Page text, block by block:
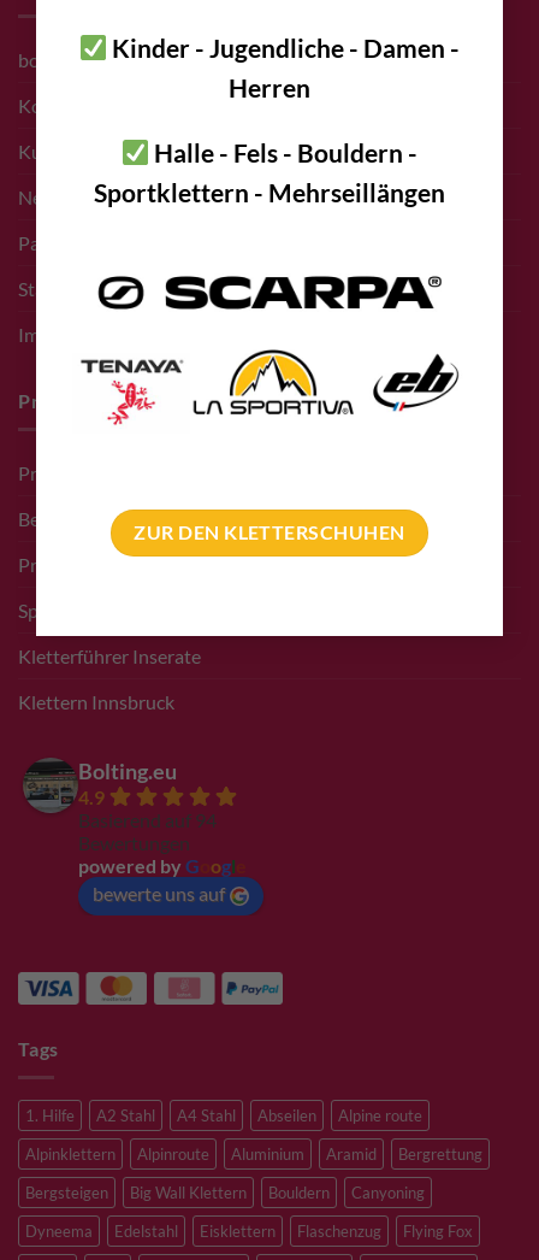
Kinder - Jugendliche - Damen -
Herren
Halle - Fels - Bouldern -
Sportklettern - Mehrseillängen
ZUR DEN KLETTERSCHUHEN
bolting.eu Team
Kontakt
Kunden
Newsletter Anmeldung
Partner bolting.eu
Standort – Adresse
Impressum
Pro Deals & Sponsoring
Pro Deal für Erschließer
Bergführer Pro Deal
Pro Deal Höhlenkunde Vereine
Sponsoring Events
Kletterführer Inserate
Klettern Innsbruck
Bolting.eu
4.9
Basierend auf 94
Bewertungen
powered by G ogl
bewerte uns auf
Tags
1. Hilfe A2 Stahl A4 Stahl Abseilen
Alpine route
Alpinklettern
Alpinroute Aluminium Aramid
Bergrettung
Bergsteigen
Big Wall Klettern Bouldern
Canyoning
Dyneema
Edelstahl Eisklettern Flaschenzug Flying Fox